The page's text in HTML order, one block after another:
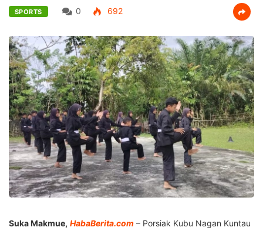
SPORTS 0 692
Suka Makmue, HabaBerita.com – Porsiak Kubu Nagan Kuntau